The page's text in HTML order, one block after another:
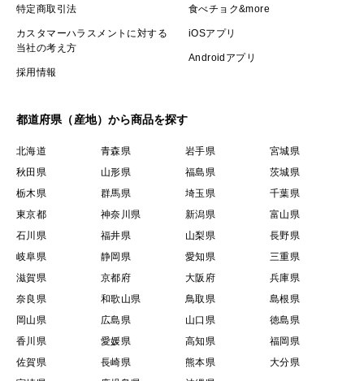
特定商取引法
カスタマーハラスメントに対する
当社の考え方
採用情報
食べチョク&more
iOSアプリ
Androidアプリ
都道府県（産地）から商品を探す
北海道 青森県 岩手県
宮城県
秋田県
山形県 福島県
茨城県
栃木県
群馬県 埼玉県
千葉県
東京都
神奈川県 新潟県
富山県
石川県
福井県 山梨県
長野県
岐阜県
静岡県 愛知県
三重県
滋賀県
京都府 大阪府
兵庫県
奈良県
和歌山県 鳥取県
島根県
岡山県
広島県 山口県
徳島県
香川県
愛媛県 高知県
福岡県
佐賀県
長崎県 熊本県
大分県